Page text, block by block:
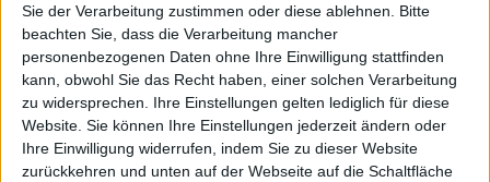
Sie der Verarbeitung zustimmen oder diese ablehnen.
Bitte
beachten Sie, dass die Verarbeitung mancher
personenbezogenen Daten ohne Ihre Einwilligung stattfinden
kann, obwohl Sie das Recht haben, einer solchen Verarbeitung
zu widersprechen. Ihre Einstellungen gelten lediglich für diese
Website. Sie können Ihre Einstellungen jederzeit ändern oder
Ihre Einwilligung widerrufen, indem Sie zu dieser Website
zurückkehren und unten auf der Webseite auf die Schaltfläche